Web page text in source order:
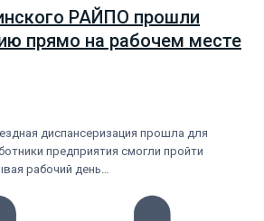
РАЙПО прошли
прямо на рабочем месте
диспансеризация прошла для
предприятия смогли пройти
рабочий день…